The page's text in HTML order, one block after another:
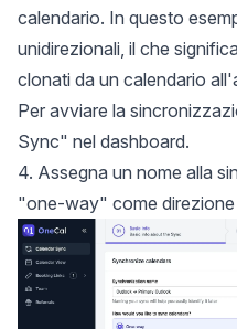
calendario. In questo
unidirezionali, il che
clonati da un calendario
Per avviare la
Sync" nel dashboard.
4. Assegna un nome alla
"one-way" come